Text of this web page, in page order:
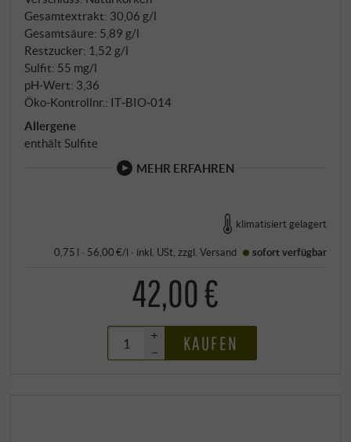
Gesamtextrakt: 30,06 g/l
Gesamtsäure: 5,89 g/l
Restzucker: 1,52 g/l
Sulfit: 55 mg/l
pH-Wert: 3,36
Öko-Kontrollnr.: IT‑BIO‑014
Allergene
enthält Sulfite
MEHR ERFAHREN
klimatisiert gelagert
0,75 l · 56,00 €/l · inkl. USt, zzgl.Versand sofort verfügbar
42,00 €
+
–
KAUFEN